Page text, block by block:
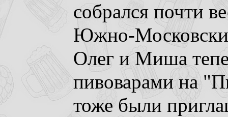
собрался почти
Южно-
Олег и Миша
пивоварами на
тоже были